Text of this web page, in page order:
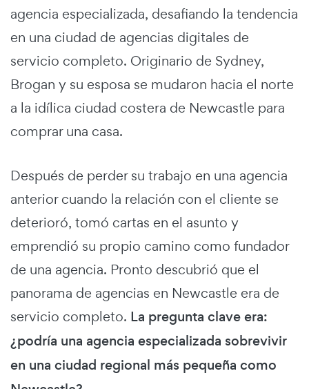
agencia especializada, desafiando la tendencia
en una ciudad de agencias digitales de
servicio completo. Originario de Sydney,
Brogan y su esposa se mudaron hacia el norte
a la idílica ciudad costera de Newcastle para
comprar una casa.
Después de perder su trabajo en una agencia
anterior cuando la relación con el cliente se
deterioró, tomó cartas en el asunto y
emprendió su propio camino como fundador
de una agencia. Pronto descubrió que el
panorama de agencias en Newcastle era de
servicio completo. La pregunta clave era:
¿podría una agencia especializada sobrevivir
en una ciudad regional más pequeña como